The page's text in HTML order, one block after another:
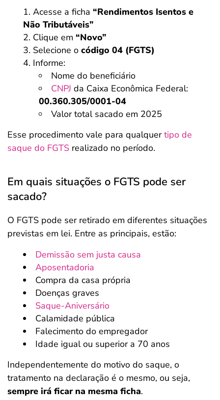
Acesse a ficha “Rendimentos Isentos e
Não Tributáveis”
Clique em “Novo”
Selecione o código 04 (FGTS)
Informe:
Nome do beneficiário
CNPJ da Caixa Econômica Federal:
00.360.305/0001-04
Valor total sacado em 2025
Esse procedimento vale para qualquertipo de
saque do FGTS realizado no período.
Em quais situações o FGTS pode ser
sacado?
O FGTS pode ser retirado em diferentes situações
previstas em lei. Entre as principais, estão:
Demissão sem justa causa
Aposentadoria
Compra da casa própria
Doenças graves
Saque-Aniversário
Calamidade pública
Falecimento do empregador
Idade igual ou superior a 70 anos
Independentemente do motivo do saque, o
tratamento na declaração é o mesmo, ou seja,
sempre irá ficar na mesma ficha.